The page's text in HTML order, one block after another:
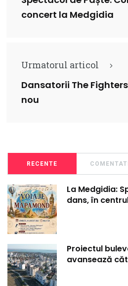
concert la Medgidia
Urmatorul articol
Dansatorii The
nou
RECENTE
La Medgidia:
dans, în
Proiectul
avansează